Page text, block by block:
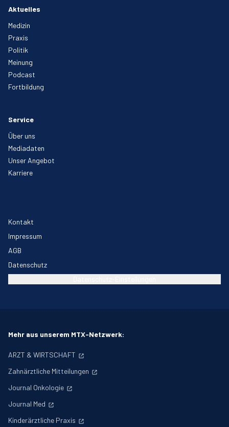
Aktuelles
Medizin
Praxis
Politik
Meinung
Podcast
Fortbildung
Service
Über uns
Mediadaten
Unser Angebot
Karriere
Kontakt
Impressum
AGB
Datenschutz
Mehr aus unserem MTX-Netzwerk:
ARZT & WIRTSCHAFT
Zahnärztliche Mitteilungen
Journal Onkologie
Journal Med
Kinderärztliche Praxis